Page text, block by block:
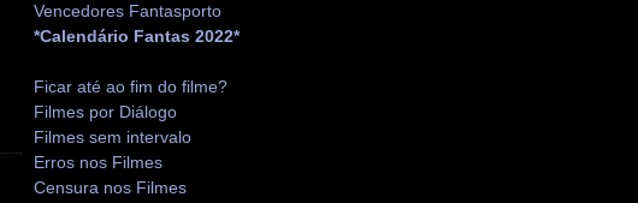
Vencedores Fantasporto
*Calendário Fantas 2022*
Ficar até ao fim do filme?
Filmes por Diálogo
Filmes sem intervalo
Erros nos Filmes
Censura nos Filmes